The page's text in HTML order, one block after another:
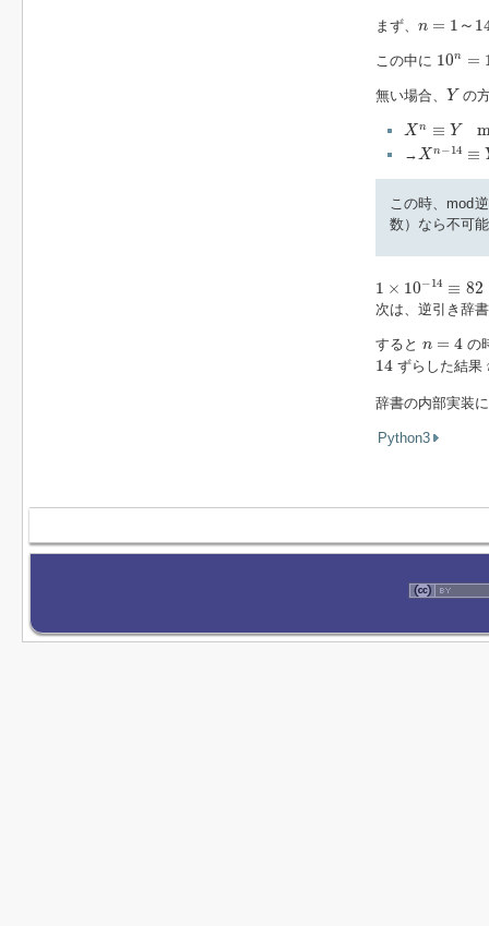
まず、 n = 1 ～
～ 14
この中に 10n =
10n
無い場合、 Y
Y の
X n ≡ Y
Xn≡ mod
→X n−14 ≡
Xn− 14 Y
この時、mod
数）なら不可
1 × 10−14 ≡ 82
− 14≡
次は、逆引き辞
すると n = 4 の
14
14ずらした結果
辞書の内部実装
Python3